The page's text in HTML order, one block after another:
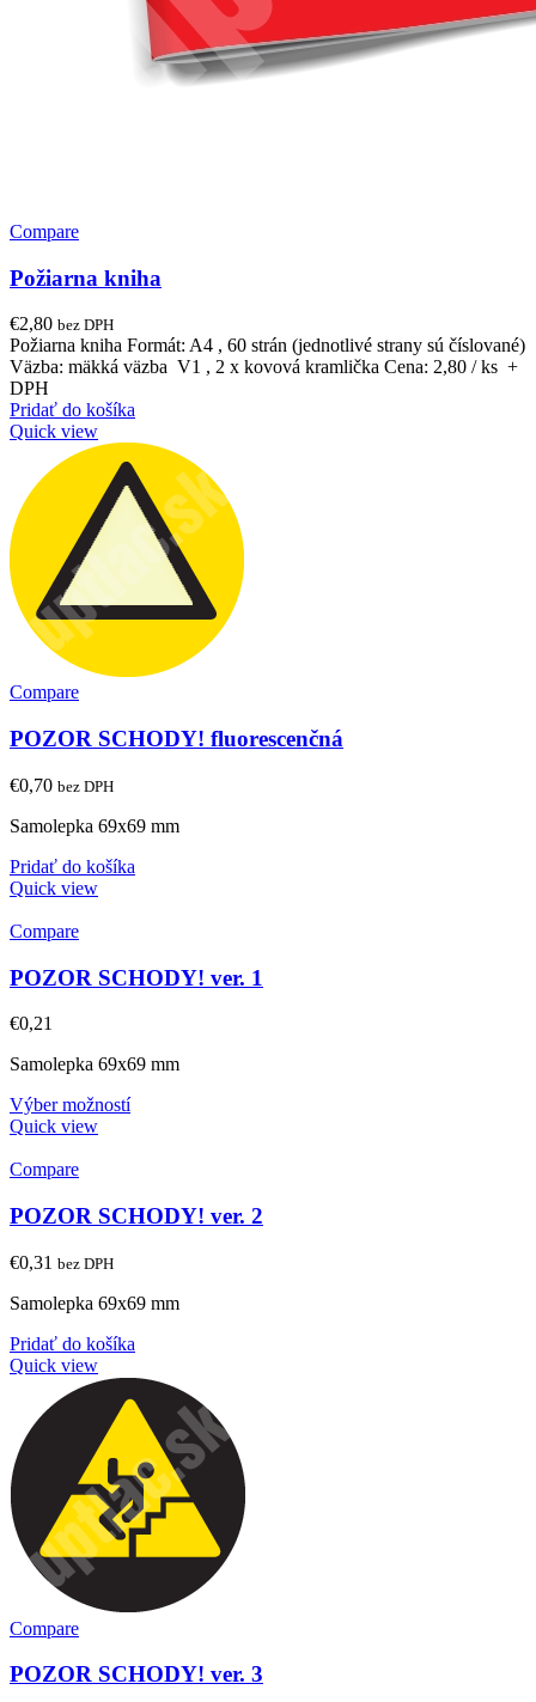
Compare
Požiarna kniha
€2,80 bez DPH
Požiarna kniha Formát: A4 , 60 strán (jednotlivé strany sú číslované)
Väzba: mäkká väzba V1 , 2 x kovová kramlička Cena: 2,80 / ks +
DPH
Pridať do košíka
Quick view
Compare
POZOR SCHODY! fluorescenčná
€0,70 bez DPH
Samolepka 69x69 mm
Pridať do košíka
Quick view
Compare
POZOR SCHODY! ver. 1
€0,21
Samolepka 69x69 mm
Výber možností
Quick view
Compare
POZOR SCHODY! ver. 2
€0,31 bez DPH
Samolepka 69x69 mm
Pridať do košíka
Quick view
Compare
POZOR SCHODY! ver. 3